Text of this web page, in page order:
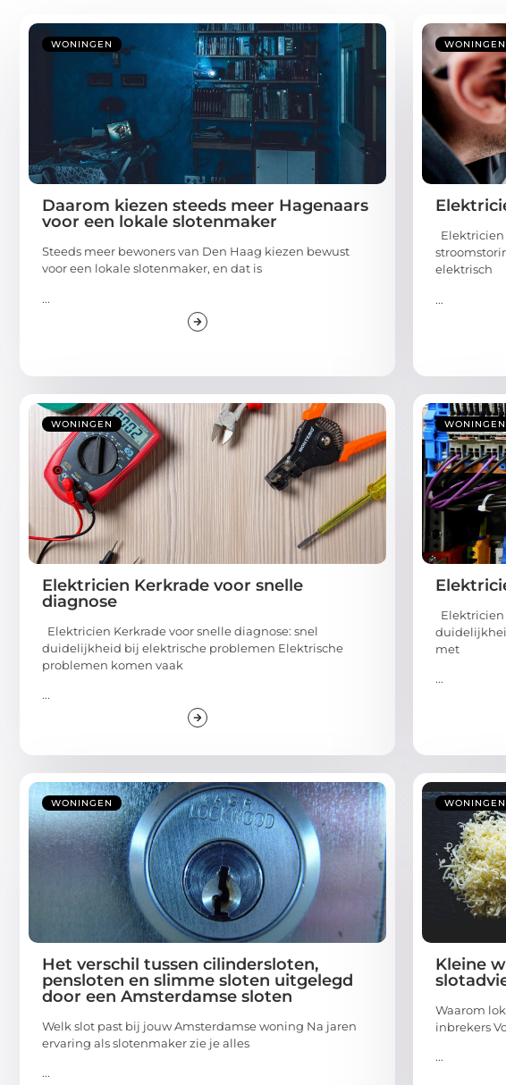
WONINGEN
Daarom kiezen steeds meer Hagenaars
voor een lokale slotenmaker
Steeds meer bewoners van Den Haag kiezen bewust
voor een lokale slotenmaker, en dat is
...
WONINGEN
Elektricien
elektrisch
...
WONINGEN
Elektricien Kerkrade voor snelle
diagnose
Elektricien Kerkrade voor snelle diagnose: snel
duidelijkheid bij elektrische problemen Elektrische
problemen komen vaak
...
WONINGEN
Elektricien
met
...
WONINGEN
Het verschil tussen cilindersloten,
pensloten en slimme sloten uitgelegd
door een Amsterdamse sloten
Welk slot past bij jouw Amsterdamse woning Na jaren
ervaring als slotenmaker zie je alles
...
WONINGEN
Kleine
Waarom
inbrekers
...